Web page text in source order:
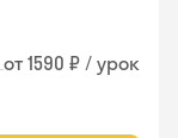
от 1590 ₽ / урок